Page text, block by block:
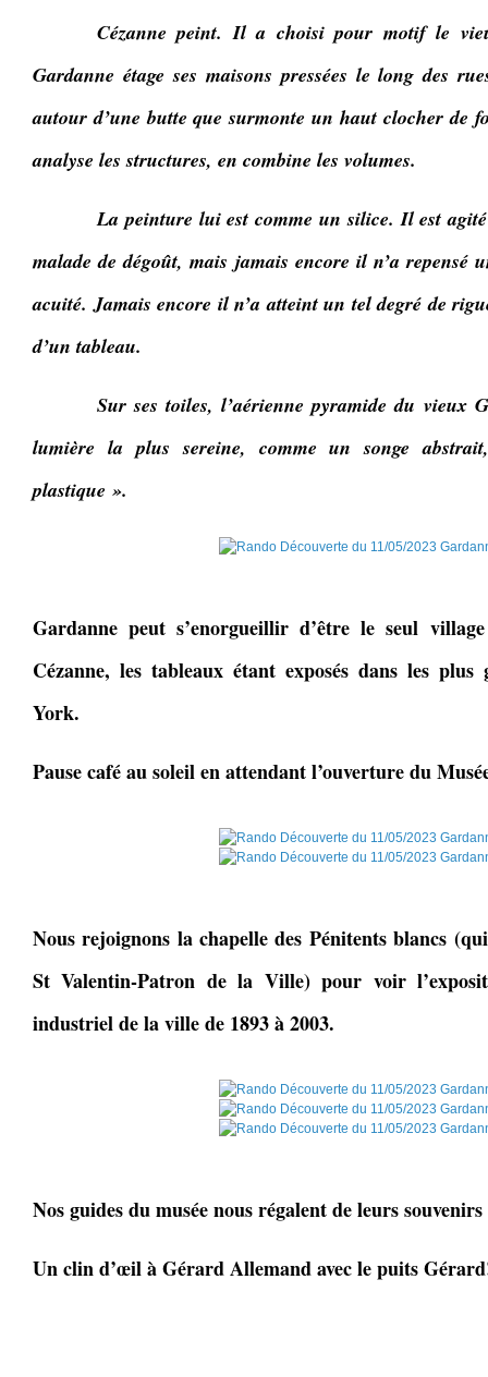
Cézanne peint. Il a choisi pour motif le
Gardanne étage ses maisons pressées le long des
autour d’une butte que surmonte un haut clocher de
analyse les structures, en combine les volumes.
La peinture lui est comme un silice. Il est
malade de dégoût, mais jamais encore il n’a repensé
acuité. Jamais encore il n’a atteint un tel degré de
d’un tableau.
Sur ses toiles, l’aérienne pyramide du vieux
lumière la plus sereine, comme un songe
plastique ».
Gardanne peut s’enorgueillir d’être le seul
Cézanne, les tableaux étant exposés dans les plus
York.
Pause café au soleil en attendant l’ouverture du
Nous rejoignons la chapelle des Pénitents blancs
St Valentin-Patron de la Ville) pour voir
industriel de la ville de 1893 à 2003.
Nos guides du musée nous régalent de leurs
Un clin d’œil à Gérard Allemand avec le puits